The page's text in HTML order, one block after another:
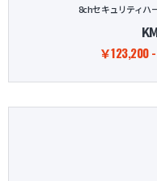
8chセキュリティハ
￥123,200